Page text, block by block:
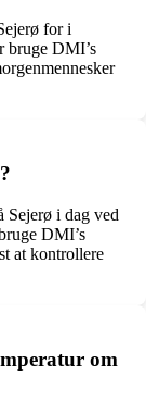
for i
bruge DMI’s
i dag ved
DMI’s
at kontrollere
om